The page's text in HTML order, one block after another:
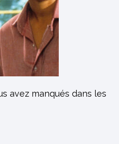
avez manqués dans les